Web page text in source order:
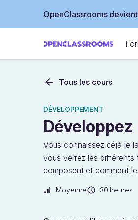
OpenClassrooms
Tous les cours
DÉVELOPPEMENT
Vous connaissez déjà le
vous verrez les différents
composent et comment
Moyenne 30 heures